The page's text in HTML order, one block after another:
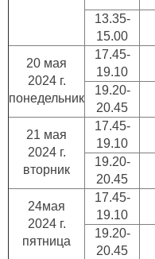
13.35-
15.00
20 мая
2024 г.
понедельник
17.45-
19.10
19.20-
20.45
21 мая
2024 г.
вторник
17.45-
19.10
19.20-
20.45
24мая
2024 г.
пятница
17.45-
19.10
19.20-
20.45